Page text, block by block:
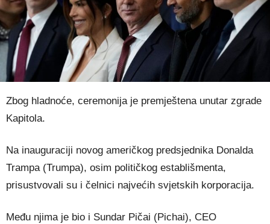
Zbog hladnoće, ceremonija je premještena unutar zgrade
Kapitola.
Na inauguraciji novog američkog predsjednika Donalda
Trampa (Trumpa), osim političkog establišmenta,
prisustvovali su i čelnici najvećih svjetskih korporacija.
Među njima je bio i Sundar Pičai (Pichai), CEO